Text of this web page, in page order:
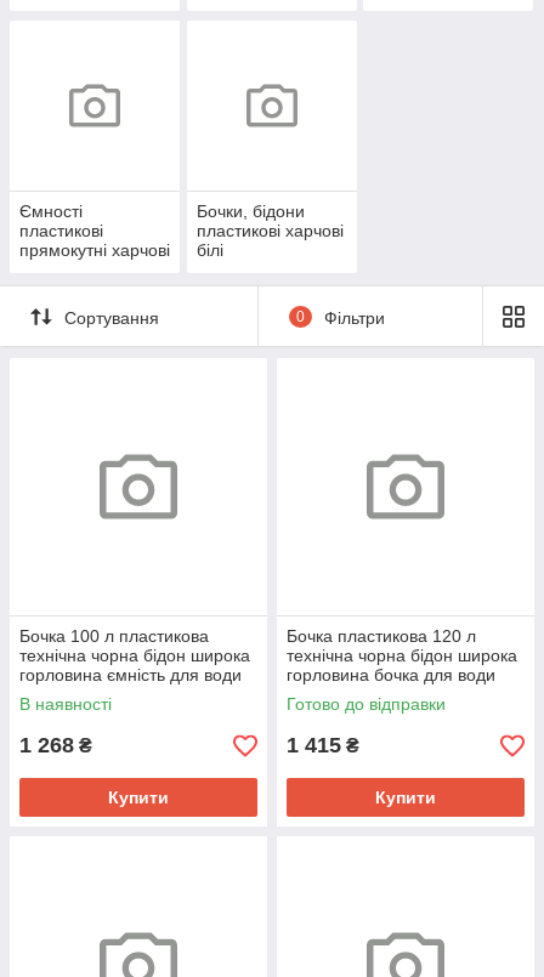
Ємності
пластикові
прямокутні харчові
Бочки, бідони
пластикові харчові
білі
Сортування 0 Фільтри
Бочка 100 л пластикова
технічна чорна бідон широка
горловина ємність для води
В наявності
1 268 ₴
Купити
Бочка пластикова 120 л
технічна чорна бідон широка
горловина бочка для води
Готово до відправки
1 415 ₴
Купити